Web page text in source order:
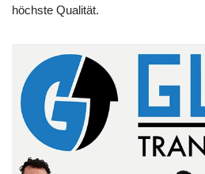
höchste Qualität.